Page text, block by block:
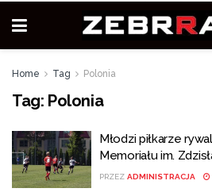
Home Tag Polonia
Tag: Polonia
Młodzi piłkarze
Memoriału im.
PRZEZ ADMINISTRACJA